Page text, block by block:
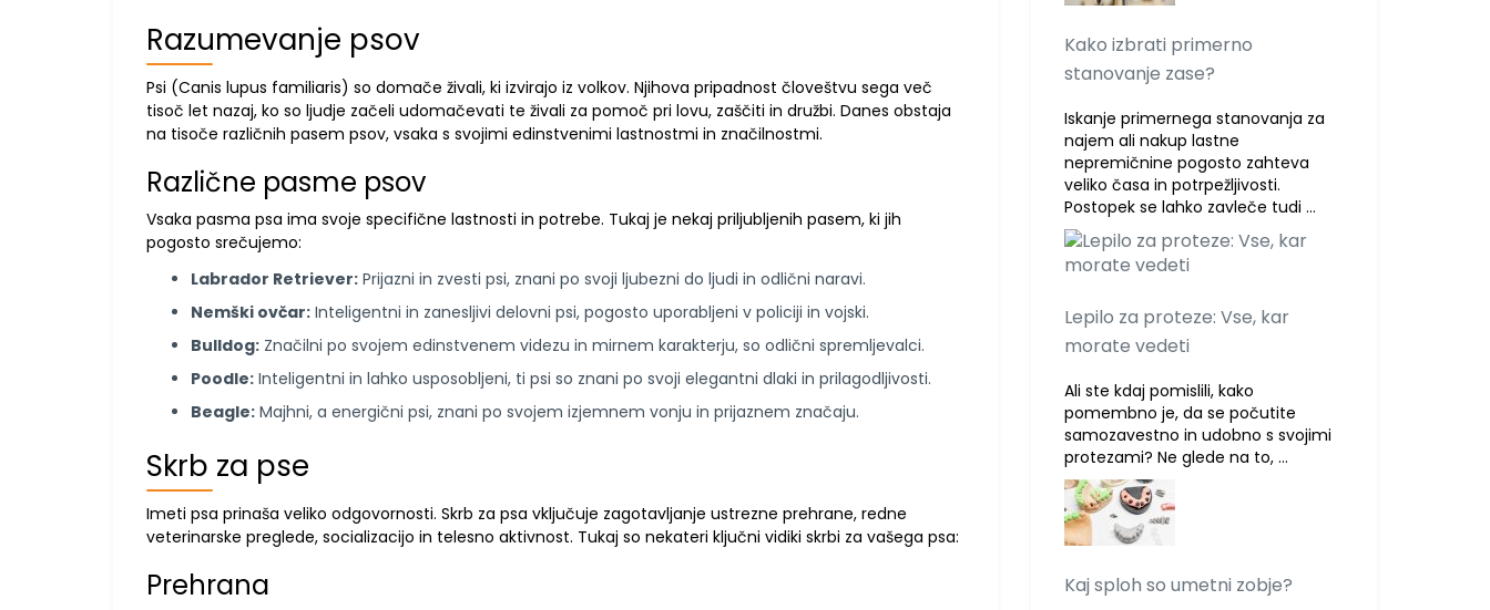
Razumevanje psov
Psi (Canis lupus familiaris) so domače živali, ki izvirajo iz volkov. Njihova pripadnost človeštvu sega več
tisoč let nazaj, ko so ljudje začeli udomačevati te živali za pomoč pri lovu, zaščiti in družbi. Danes obstaja
na tisoče različnih pasem psov, vsaka s svojimi edinstvenimi lastnostmi in značilnostmi.
Različne pasme psov
Vsaka pasma psa ima svoje specifične lastnosti in potrebe. Tukaj je nekaj priljubljenih pasem, ki jih
pogosto srečujemo:
Labrador Retriever: Prijazni in zvesti psi, znani po svoji ljubezni do ljudi in odlični naravi.
Nemški ovčar: Inteligentni in zanesljivi delovni psi, pogosto uporabljeni v policiji in vojski.
Bulldog: Značilni po svojem edinstvenem videzu in mirnem karakterju, so odlični spremljevalci.
Poodle: Inteligentni in lahko usposobljeni, ti psi so znani po svoji elegantni dlaki in prilagodljivosti.
Beagle: Majhni, a energični psi, znani po svojem izjemnem vonju in prijaznem značaju.
Skrb za pse
Imeti psa prinaša veliko odgovornosti. Skrb za psa vključuje zagotavljanje ustrezne prehrane, redne
veterinarske preglede, socializacijo in telesno aktivnost. Tukaj so nekateri ključni vidiki skrbi za vašega psa:
Prehrana
Kako izbrati primerno
stanovanje zase?
Iskanje primernega stanovanja za
najem ali nakup lastne
nepremičnine pogosto zahteva
veliko časa in potrpežljivosti.
Postopek se lahko zavleče tudi …
Lepilo za proteze: Vse, kar
morate vedeti
Ali ste kdaj pomislili, kako
pomembno je, da se počutite
samozavestno in udobno s svojimi
protezami? Ne glede na to, …
Kaj sploh so umetni zobje?